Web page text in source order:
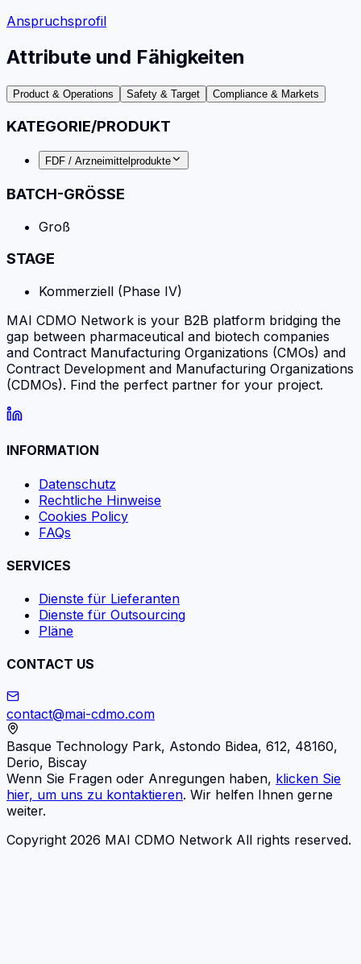
Anspruchsprofil
Attribute und Fähigkeiten
Product & Operations Safety & Target Compliance & Markets
KATEGORIE/PRODUKT
FDF / Arzneimittelprodukte
BATCH-GRÖSSE
Groß
STAGE
Kommerziell (Phase IV)
MAI CDMO Network is your B2B platform bridging the
gap between pharmaceutical and biotech companies
and Contract Manufacturing Organizations (CMOs) and
Contract Development and Manufacturing Organizations
(CDMOs). Find the perfect partner for your project.
INFORMATION
Datenschutz
Rechtliche Hinweise
Cookies Policy
FAQs
SERVICES
Dienste für Lieferanten
Dienste für Outsourcing
Pläne
CONTACT US
contact@mai-cdmo.com
Basque Technology Park, Astondo Bidea, 612, 48160,
Derio, Biscay
Wenn Sie Fragen oder Anregungen haben, klicken Sie
hier, um uns zu kontaktieren. Wir helfen Ihnen gerne
weiter.
Copyright 2026 MAI CDMO Network All rights reserved.